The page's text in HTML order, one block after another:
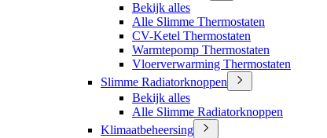
Bekijk alles
Alle Slimme Thermostaten
CV-Ketel Thermostaten
Warmtepomp Thermostaten
Vloerverwarming Thermostaten
Slimme Radiatorknoppen
Bekijk alles
Alle Slimme Radiatorknoppen
Klimaatbeheersing